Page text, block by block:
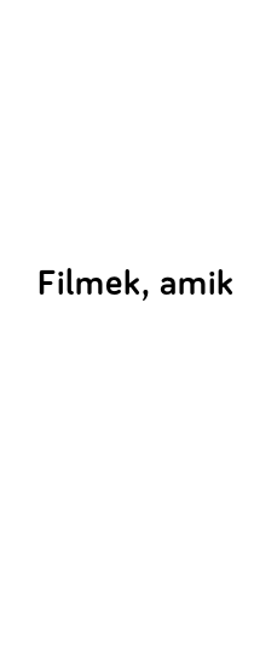
Filmek, amik